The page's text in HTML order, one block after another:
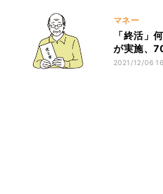
マネー
「終活」
が実施、
2021/12/06